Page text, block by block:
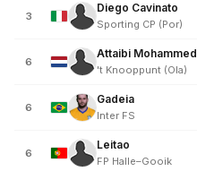
3
Diego Cavinato
Sporting CP (Por)
6
Attaibi Mohammed
't Knooppunt (Ola)
6
Gadeia
Inter FS
6
Leitao
FP Halle–Gooik